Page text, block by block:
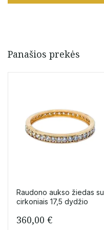
Panašios prekės
Raudono aukso žiedas su
cirkoniais 17,5 dydžio
360,00 €